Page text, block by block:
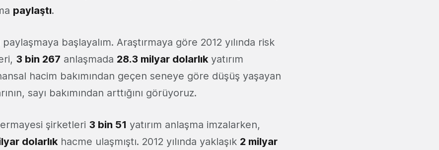
paylaştı.
başlayalım. Araştırmaya göre 2012 yılında risk
3 bin 267 anlaşmada 28.3 milyar dolarlıkyatırım
hacim bakımından geçen seneye göre düşüş yaşayan
sayı bakımından arttığını görüyoruz.
şirketleri 3 bin 51 yatırım anlaşma imzalarken,
dolarlıkhacme ulaşmıştı. 2012 yılında yaklaşık 2 milyar